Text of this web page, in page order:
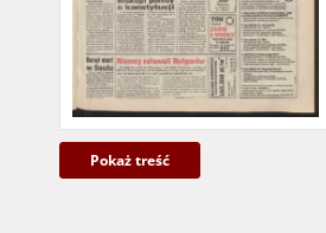
Pokaż treść